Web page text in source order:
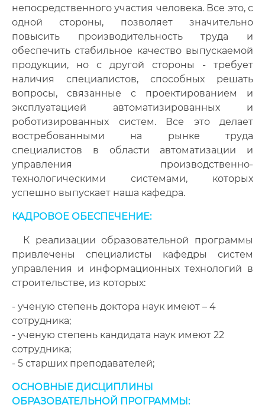
непосредственного участия человека. Все это, с
одной стороны, позволяет значительно
повысить производительность труда и
обеспечить стабильное качество выпускаемой
продукции, но с другой стороны - требует
наличия специалистов, способных решать
вопросы, связанные с проектированием и
эксплуатацией автоматизированных и
роботизированных систем. Все это делает
востребованными на рынке труда
специалистов в области автоматизации и
управления производственно-
технологическими системами, которых
успешно выпускает наша кафедра.
КАДРОВОЕ ОБЕСПЕЧЕНИЕ:
К реализации образовательной программы
привлечены специалисты кафедры систем
управления и информационных технологий в
строительстве, из которых:
- ученую степень доктора наук имеют – 4
сотрудника;
- ученую степень кандидата наук имеют 22
сотрудника;
- 5 старших преподавателей;
ОСНОВНЫЕ ДИСЦИПЛИНЫ
ОБРАЗОВАТЕЛЬНОЙ ПРОГРАММЫ: